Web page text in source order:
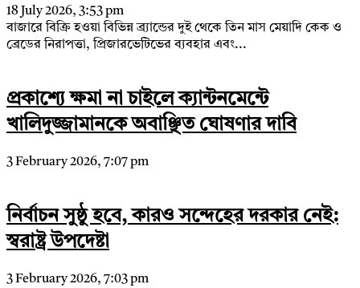
18 July 2026, 3:53 pm
বাজারে বিক্রি হওয়া বিভিন্ন ব্র্যান্ডের দুই থেকে তিন মাস মেয়াদি কেক ও
ব্রেডের নিরাপত্তা, প্রিজারভেটিভের ব্যবহার এবং...
প্রকাশ্যে ক্ষমা না চাইলে ক্যান্টনমেন্টে
খালিদুজ্জামানকে অবাঞ্ছিত ঘোষণার দাবি
3 February 2026, 7:07 pm
নির্বাচন সুষ্ঠু হবে, কারও সন্দেহের দরকার নেই:
স্বরাষ্ট্র উপদেষ্টা
3 February 2026, 7:03 pm